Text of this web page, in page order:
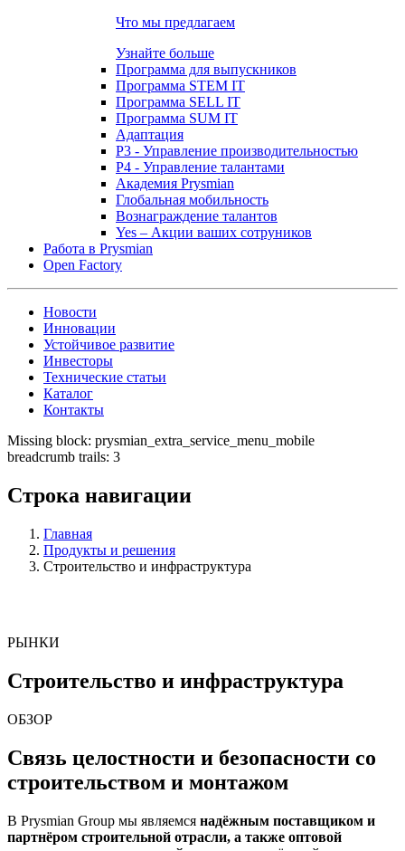
Что мы предлагаем
Узнайте больше
Программа для выпускников
Программа STEM IT
Программа SELL IT
Программа SUM IT
Адаптация
P3 - Управление производительностью
P4 - Управление талантами
Академия Prysmian
Глобальная мобильность
Вознаграждение талантов
Yes – Акции ваших сотруников
Работа в Prysmian
Open Factory
Новости
Инновации
Устойчивое развитие
Инвесторы
Технические статьи
Каталог
Контакты
Missing block: prysmian_extra_service_menu_mobile
breadcrumb trails: 3
Строка навигации
Главная
Продукты и решения
Строительство и инфраструктура
РЫНКИ
Строительство и инфраструктура
ОБЗОР
Связь целостности и безопасности со
строительством и монтажом
В Prysmian Group мы являемся надёжным поставщиком и
партнёром строительной отрасли, а также оптовой